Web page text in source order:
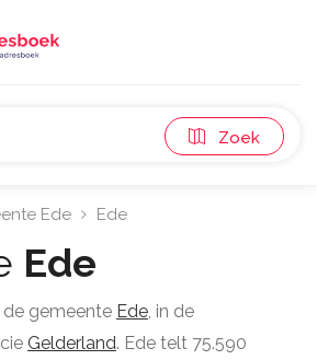
Zoek
Ede Ede
Ede
de gemeente Ede, in de
Gelderland. Ede telt 75.590